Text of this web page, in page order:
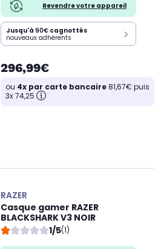
Revendre votre appareil
Jusqu'à 90€ cagnottés
nouveaux adhérents
296,99€
ou 4x par carte bancaire81,67€ puis
3x 74,25
RAZER
Casque gamer RAZER
BLACKSHARK V3 NOIR
1/5(1)